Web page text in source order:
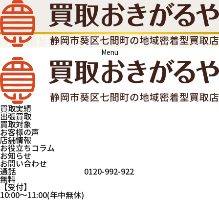
Menu
買取実績
出張買取
買取対象
お客様の声
店舗情報
お役立ちコラム
お知らせ
お問い合わせ
通話
無料
0120-992-922
受付
10:00～11:00(年中無休)
買取おきがるや